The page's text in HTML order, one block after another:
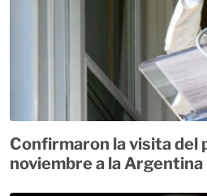
Confirmaron la visita del
noviembre a la Argentina